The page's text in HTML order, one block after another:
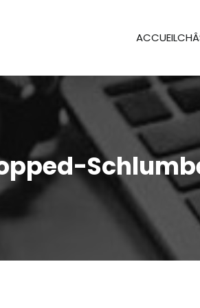
ACCUEIL